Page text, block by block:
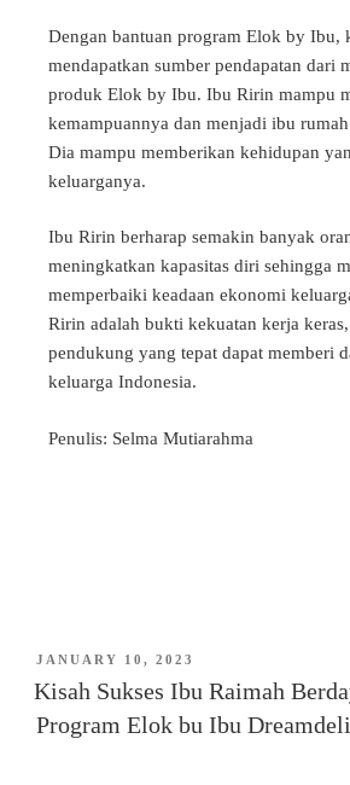
Dengan bantuan program Elok by Ibu,
mendapatkan sumber pendapatan dari
produk Elok by Ibu. Ibu Ririn mampu
kemampuannya dan menjadi ibu
Dia mampu memberikan kehidupan
keluarganya.
Ibu Ririn berharap semakin banyak
meningkatkan kapasitas diri sehingga
memperbaiki keadaan ekonomi
Ririn adalah bukti kekuatan kerja
pendukung yang tepat dapat memberi
keluarga Indonesia.
Penulis: Selma Mutiarahma
JANUARY 10, 2023
Kisah Sukses Ibu Raimah
Program Elok bu Ibu